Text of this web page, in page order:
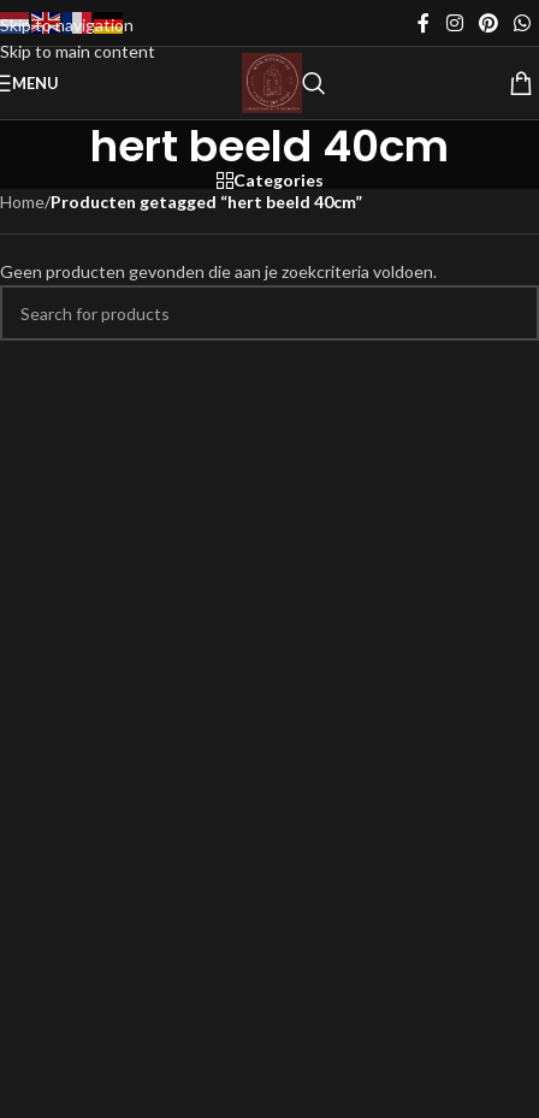
Skip to navigation
Skip to main content
MENU
hert beeld 40cm
Categories
Home/Producten getagged “hert beeld 40cm”
Geen producten gevonden die aan je zoekcriteria voldoen.